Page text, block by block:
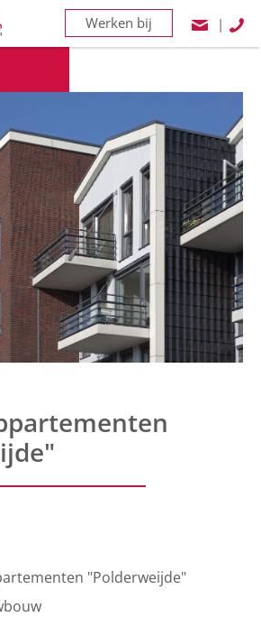
Werken bij |
"Polderweijde"